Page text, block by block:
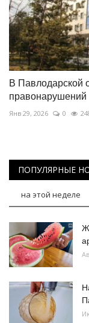
В Павлодарской
правонарушений
Янв 29, 2026 0
ПОПУЛЯРНЫЕ
на этой неделе